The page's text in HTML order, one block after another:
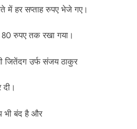
में हर सप्ताह रुपए भेजे गए।
80 रुपए तक रखा गया।
जितेंदग उर्फ संजय ठाकुर
भी बंद है और